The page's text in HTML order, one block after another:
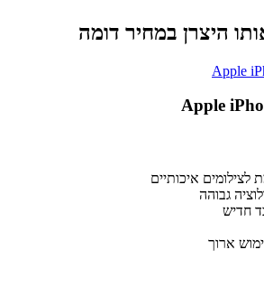
היצרן במחיר דומה
Apple
איכותיים
חדיש
ארוך